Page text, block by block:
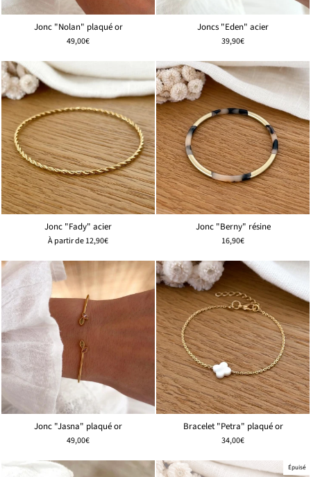
Jonc "Nolan" plaqué or
49,00€
Joncs "Eden" acier
39,90€
Jonc "Fady" acier
À partir de12,90€
Jonc "Berny" résine
16,90€
Jonc "Jasna" plaqué or
49,00€
Bracelet "Petra" plaqué or
34,00€
Épuisé